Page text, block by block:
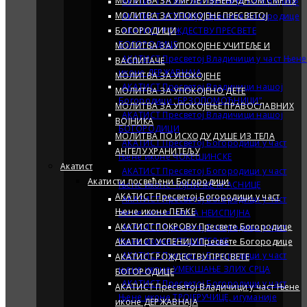
АКАТИСТ УСПЕНИЈУ Пресвете Богородице
АКАТИСТ РОЖДЕСТВУ ПРЕСВЕТЕ
БОГОРОДИЦЕ
АКАТИСТ Пресветој Владичици у част Њене
иконе ДЕРЖАВНАЈА
АКАТИСТ Пресветој Владичици нашој
Богородици “БРЗОПОМОЋНИЦИ”
АКАТИСТ Пресветој Владичици нашој
БОГОРОДИЦИ
АКАТИСТ Пресветој Богородици у част
Њене иконе ЧОКЕШИНСКЕ
АКАТИСТ Пресветој Богородици у част
Њене иконе ЧАЈНИЧКЕ КРАСНИЦЕ
АКАТИСТ Пресветој Богородици у част
Њене иконе ЧАША НЕИСПИЈНА
АКАТИСТ Пресветој Богородици у част
Њене иконе УТЕШИТЕЉКЕ
АКАТИСТ Пресветој Богородици у част
њене иконе УМЕКШАЊЕ ЗЛИХ СРЦА
АКАТИСТ Пресветој Богородици у част
Њене иконе ТРОЈЕРУЧИЦЕ, игуманије
МОЛИТВА ЗА УПОКОЈЕНЕ ПРЕСВЕТОЈ
БОГОРОДИЦИ
МОЛИТВА ЗА УПОКОЈЕНЕ УЧИТЕЉЕ И
ВАСПИТАЧЕ
МОЛИТВА ЗА УПОКОЈЕНЕ
МОЛИТВА ЗА УПОКОЈЕНО ДЕТЕ
МОЛИТВА ЗА УПОКОЈЕЊЕ ПРАВОСЛАВНИХ
ВОЈНИКА
МОЛИТВА ПО ИСХОДУ ДУШЕ ИЗ ТЕЛА
АНГЕЛУ ХРАНИТЕЉУ
Акатист
Акатисти посвећени Богородици
АКАТИСТ Пресвeтој Богородици у част
Њене иконе ПЕЋКЕ
АКАТИСТ ПОКРОВУ Пресвете Богородице
АКАТИСТ УСПЕНИЈУ Пресвете Богородице
АКАТИСТ РОЖДЕСТВУ ПРЕСВЕТЕ
БОГОРОДИЦЕ
АКАТИСТ Пресветој Владичици у част Њене
иконе ДЕРЖАВНАЈА